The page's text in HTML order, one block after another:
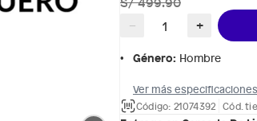
−
+
Género: Hombre
Ver más especificaciones
Código: 21074392 Cód.